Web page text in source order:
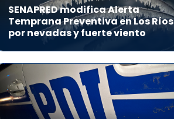
SENAPRED modifica Alerta
Temprana Preventiva en Los Ríos
por nevadas y fuerte viento